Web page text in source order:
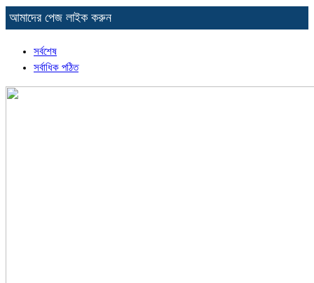
আমাদের পেজ লাইক করুন
সর্বশেষ
সর্বাধিক পঠিত